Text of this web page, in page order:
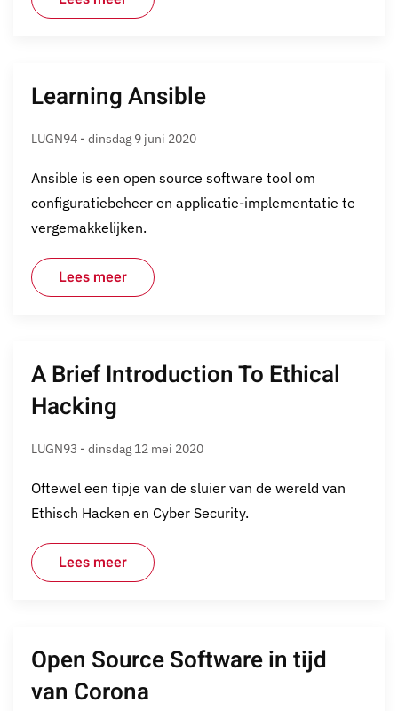
Learning Ansible
LUGN94 - dinsdag 9 juni 2020
Ansible is een open source software tool om
configuratiebeheer en applicatie-implementatie te
vergemakkelijken.
Lees meer
A Brief Introduction To Ethical
Hacking
LUGN93 - dinsdag 12 mei 2020
Oftewel een tipje van de sluier van de wereld van
Ethisch Hacken en Cyber Security.
Lees meer
Open Source Software in tijd
van Corona